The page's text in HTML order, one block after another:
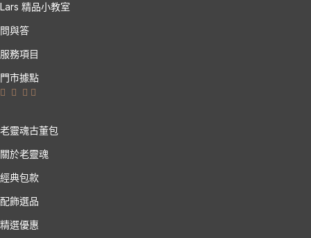
Lars 精品小教室
問與答
服務項目
門市據點
老靈魂古董包
關於老靈魂
經典包款
配飾選品
精選優惠